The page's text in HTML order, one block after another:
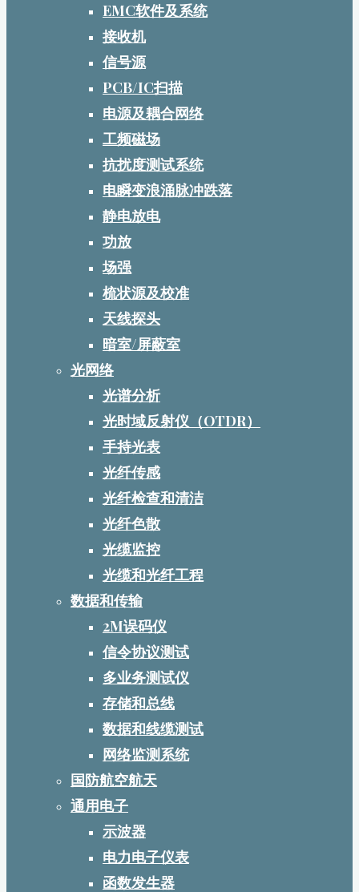
EMC软件及系统
接收机
信号源
PCB/IC扫描
电源及耦合网络
工频磁场
抗扰度测试系统
电瞬变浪涌脉冲跌落
静电放电
功放
场强
梳状源及校准
天线探头
暗室/屏蔽室
光网络
光谱分析
光时域反射仪（OTDR）
手持光表
光纤传感
光纤检查和清洁
光纤色散
光缆监控
光缆和光纤工程
数据和传输
2M误码仪
信令协议测试
多业务测试仪
存储和总线
数据和线缆测试
网络监测系统
国防航空航天
通用电子
示波器
电力电子仪表
函数发生器